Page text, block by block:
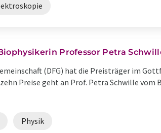
Professor Petra
(DFG) hat die Preisträger im
Preise geht an Prof. Petra Schwille
Physik